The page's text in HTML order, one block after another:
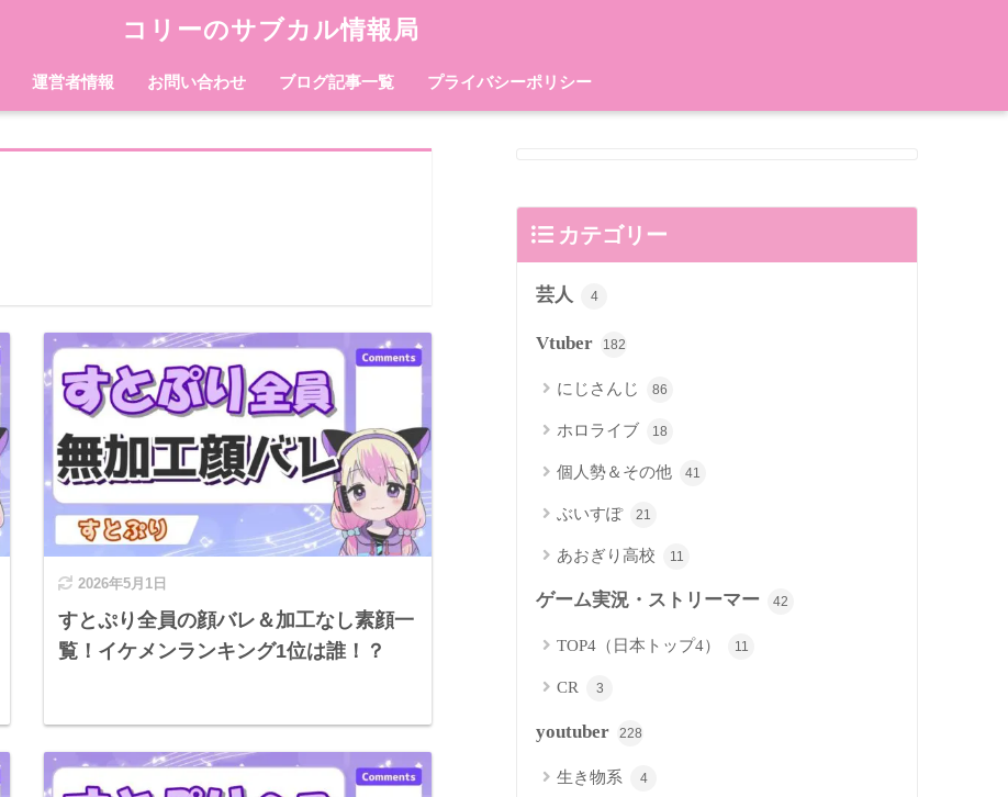
コリーのサブカル情報局
運営者情報 お問い合わせ ブログ記事一覧 プライバシーポリシー
2026年5月1日
すとぷり全員の顔バレ＆加工なし素顔一
覧！イケメンランキング1位は誰！？
カテゴリー
芸人 4
Vtuber 182
にじさんじ 86
ホロライブ 18
個人勢＆その他 41
ぶいすぽ 21
あおぎり高校 11
ゲーム実況・ストリーマー 42
TOP4（日本トップ4） 11
CR 3
youtuber 228
生き物系 4